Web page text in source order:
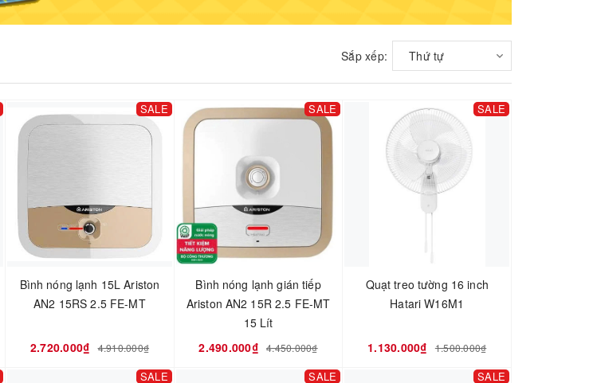
Sắp xếp: Thứ tự
SALE
Bình nóng lạnh 15L Ariston
AN2 15RS 2.5 FE-MT
2.720.000₫ 4.910.000₫
SALE
Bình nóng lạnh gián tiếp
Ariston AN2 15R 2.5 FE-MT
15 Lít
2.490.000₫ 4.450.000₫
SALE
Quạt treo tường 16 inch
Hatari W16M1
1.130.000₫ 1.500.000₫
SALE SALE SALE